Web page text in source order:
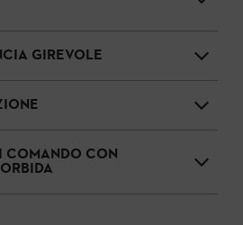
GIREVOLE
COMANDO CON